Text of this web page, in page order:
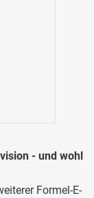
- und wohl
Formel-E-